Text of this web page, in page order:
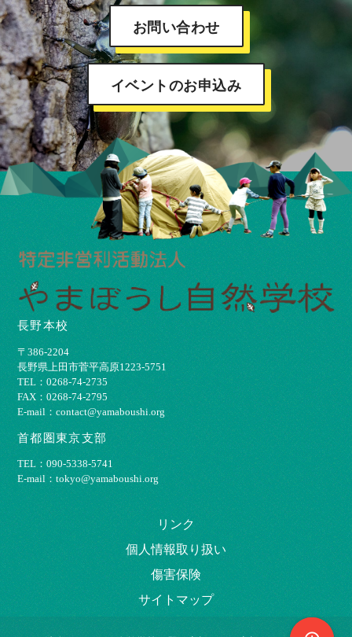
お問い合わせ
イベントのお申込み
長野本校
〒386-2204
⻑野県上⽥市菅平⾼原1223-5751
TEL：0268-74-2735
FAX：0268-74-2795
E-mail：contact@yamaboushi.org
首都圏東京支部
TEL：090-5338-5741
E-mail：tokyo@yamaboushi.org
リンク
個⼈情報取り扱い
傷害保険
サイトマップ